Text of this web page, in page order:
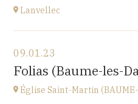
Lanvellec
Lanvellec
at15H
Go to site
09.01.23
Folias (Baume-les-
Église Saint-Martin